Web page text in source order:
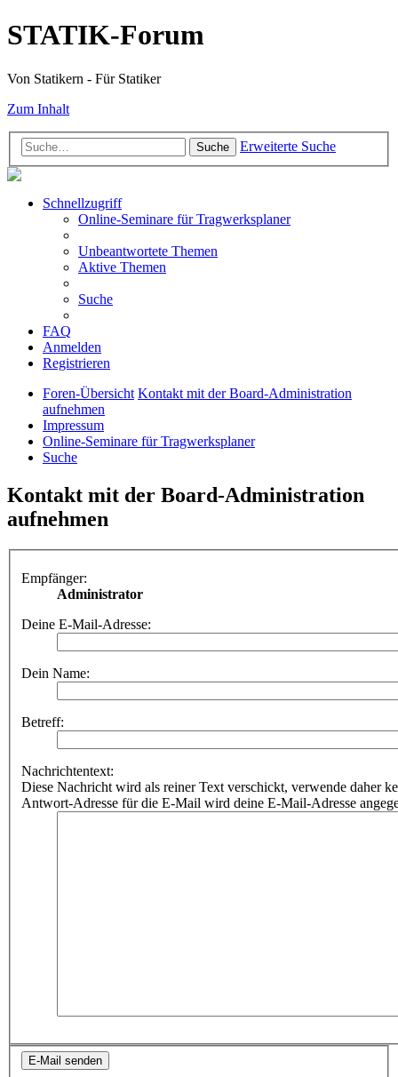
STATIK-Forum
Von Statikern - Für Statiker
Zum Inhalt
Suche Erweiterte Suche
Schnellzugriff
Online-Seminare für Tragwerksplaner
Unbeantwortete Themen
Aktive Themen
Suche
FAQ
Anmelden
Registrieren
Foren-Übersicht Kontakt mit der Board-Administration
aufnehmen
Impressum
Online-Seminare für Tragwerksplaner
Suche
Kontakt mit der Board-Administration
aufnehmen
Empfänger:
Administrator
Deine E-Mail-Adresse:
Dein Name:
Betreff:
Nachrichtentext:
Diese Nachricht wird als reiner Text verschickt, verwende daher
Antwort-Adresse für die E-Mail wird deine E-Mail-Adresse